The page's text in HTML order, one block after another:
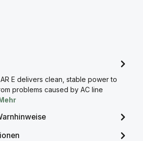
E delivers clean, stable power to
problems caused by AC line